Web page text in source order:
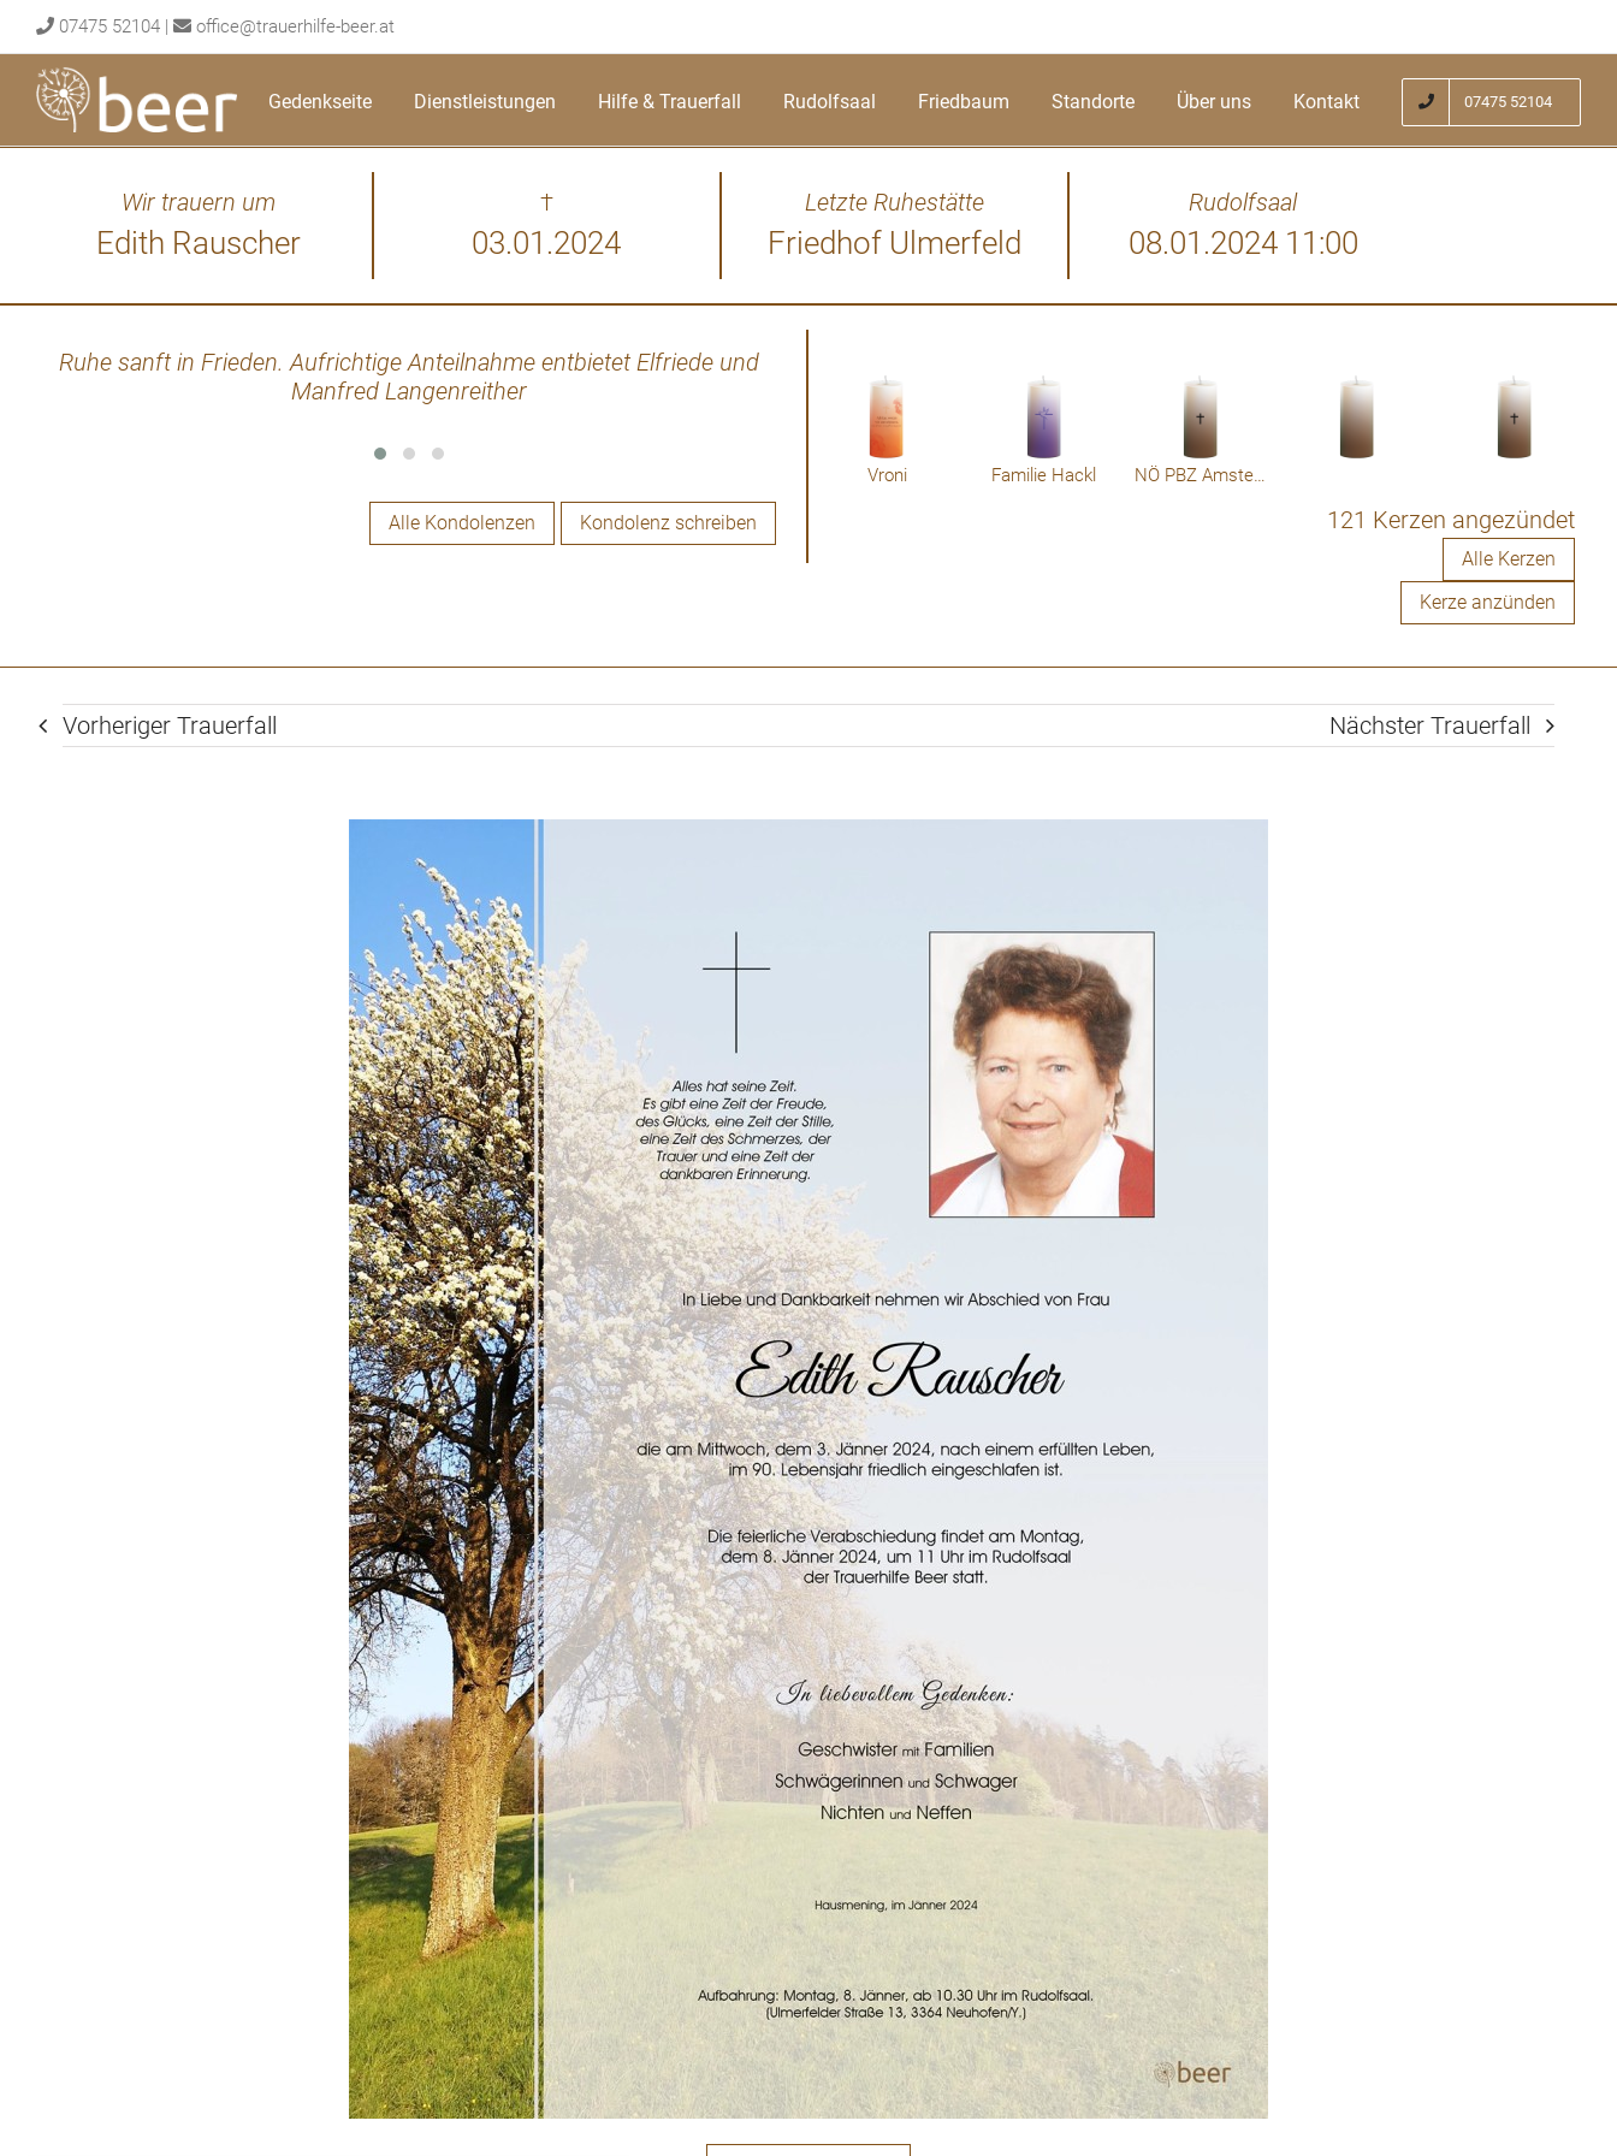
to
content
07475 52104 | office@trauerhilfe-beer.at
Gedenkseite Dienstleistungen Hilfe & Trauerfall Rudolfsaal Friedbaum Standorte Über uns Kontakt 07475 52104
Wir trauern um
Edith Rauscher
†
03.01.2024
Letzte Ruhestätte
Friedhof Ulmerfeld
Rudolfsaal
08.01.2024 11:00
Ruhe sanft in Frieden. Aufrichtige Anteilnahme entbietet Elfriede und
Manfred Langenreither
konnten immer auf ihre Hilfsbereitschaft zählen. Heute bleibt uns nur
noch für alles Danke zu sagen. DANKE Liebe Fr. Rauscher, alles Gute
auf deinem letzten Weg. Ich werde dich vermissen, Ruhe in Frieden
Alle Kondolenzen Kondolenz schreiben
Vroni Familie Hackl NÖ PBZ Amstetten - Dir.Sabine Weidinger
121 Kerzen angezündet
Alle Kerzen
Kerze anzünden
Vorheriger Trauerfall Nächster Trauerfall